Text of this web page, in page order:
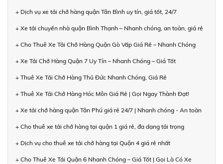
+ Dịch vụ xe tải chở hàng quận Tân Bình uy tín, giá tốt, 24/7
+ Xe tải chuyển nhà quận Bình Thạnh – Nhanh chóng, an toàn, giá rẻ
+ Cho Thuê Xe Tải Chở Hàng Quận Gò Vấp Giá Rẻ – Nhanh Chóng
+ Xe Tải Chở Hàng Quận 7 Uy Tín – Nhanh Chóng – Giá Tốt
+ Thuê Xe Tải Chở Hàng Thủ Đức Nhanh Chóng, Giá Rẻ
+ Thuê Xe Tải Chở Hàng Hóc Môn Giá Rẻ | Gọi Ngay Thành Đạt!
+ Xe tải chở hàng quận Tân Phú giá rẻ 24/7 | Nhanh chóng - An toàn
+ Cho thuê xe tải chở hàng tại quận 1 giá rẻ, đa dạng tải trọng
+ Dịch vụ cho thuê xe tải chở hàng tại Quận 4 giá rẻ nhất
+ Cho Thuê Xe Tải Quận 6 Nhanh Chóng – Giá Tốt | Gọi Là Có Xe